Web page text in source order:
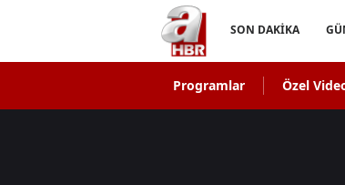
SON DAKİKA
Programlar Özel